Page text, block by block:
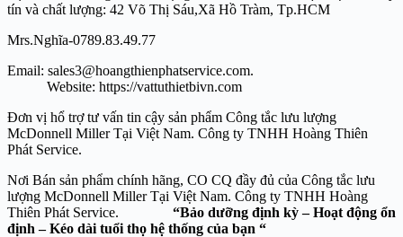
tín và chất lượng: 42 Võ Thị Sáu,Xã Hồ Tràm, Tp.HCM
Mrs.Nghĩa-0789.83.49.77
Email: sales3@hoangthienphatservice.com.
Website: https://vattuthietbivn.com
Đơn vị hổ trợ tư vấn tin cậy sản phẩm Công tắc lưu lượng
McDonnell Miller Tại Việt Nam. Công ty TNHH Hoàng Thiên
Phát Service.
Nơi Bán sản phẩm chính hãng, CO CQ đầy đủ của Công tắc lưu
lượng McDonnell Miller Tại Việt Nam. Công ty TNHH Hoàng
Thiên Phát Service.
“Bảo dưỡng định kỳ – Hoạt động ổn
định – Kéo dài tuổi thọ hệ thống của bạn “